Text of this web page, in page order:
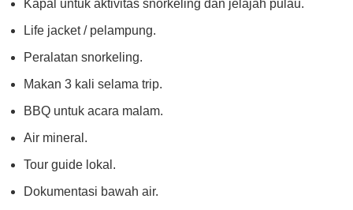
Kapal untuk aktivitas snorkeling dan jelajah pulau.
Life jacket / pelampung.
Peralatan snorkeling.
Makan 3 kali selama trip.
BBQ untuk acara malam.
Air mineral.
Tour guide lokal.
Dokumentasi bawah air.